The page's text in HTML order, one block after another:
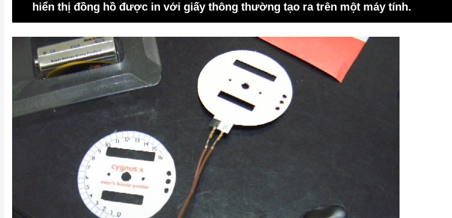
hiển thị đồng hồ được in với giấy thông thường tạo ra trên một máy tính.